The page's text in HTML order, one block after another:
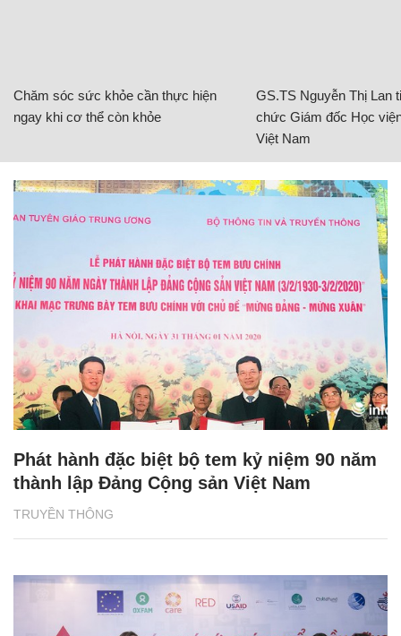
Chăm sóc sức khỏe cần thực hiện
ngay khi cơ thể còn khỏe
GS.TS Nguyễn Thị Lan
chức Giám đốc Học
Việt Nam
TRUYỀN THÔNG
Phát hành đặc biệt bộ tem kỷ niệm 90 năm
thành lập Đảng Cộng sản Việt Nam